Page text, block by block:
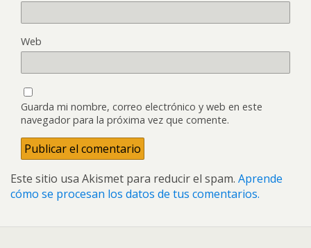
Web
Guarda mi nombre, correo electrónico y web en este
navegador para la próxima vez que comente.
Este sitio usa Akismet para reducir el spam. Aprende
cómo se procesan los datos de tus comentarios.